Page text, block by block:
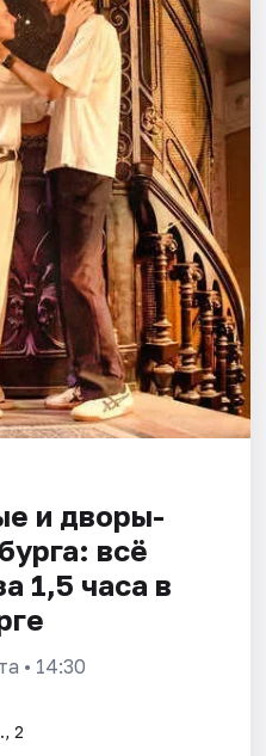
и дворы-
всё
1,5 часа в
• 14:30
2